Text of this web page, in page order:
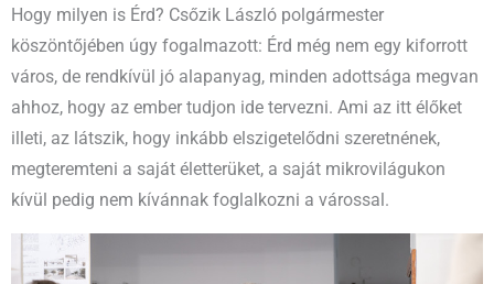
Hogy milyen is Érd? Csőzik László polgármester
köszöntőjében úgy fogalmazott: Érd még nem egy kiforrott
város, de rendkívül jó alapanyag, minden adottsága megvan
ahhoz, hogy az ember tudjon ide tervezni. Ami az itt élőket
illeti, az látszik, hogy inkább elszigetelődni szeretnének,
megteremteni a saját életterüket, a saját mikrovilágukon
kívül pedig nem kívánnak foglalkozni a várossal.